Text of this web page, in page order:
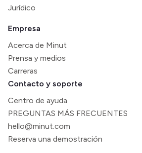
Jurídico
Empresa
Acerca de Minut
Prensa y medios
Carreras
Contacto y soporte
Centro de ayuda
PREGUNTAS MÁS FRECUENTES
hello@minut.com
Reserva una demostración